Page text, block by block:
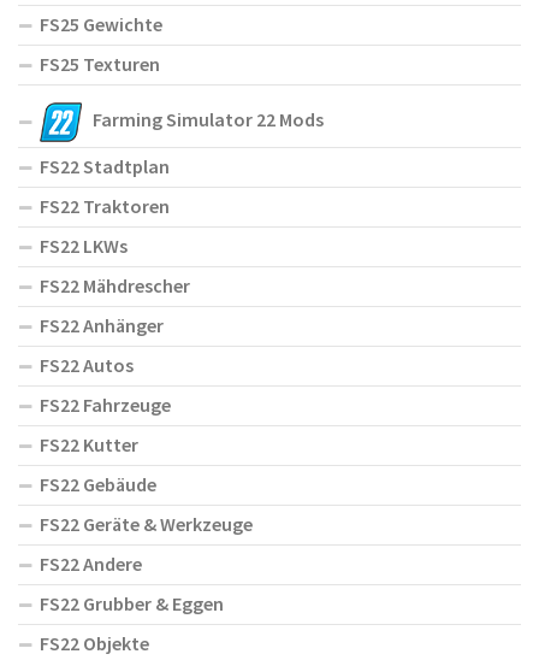
FS25 Gewichte
FS25 Texturen
Farming Simulator 22 Mods
FS22 Stadtplan
FS22 Traktoren
FS22 LKWs
FS22 Mähdrescher
FS22 Anhänger
FS22 Autos
FS22 Fahrzeuge
FS22 Kutter
FS22 Gebäude
FS22 Geräte & Werkzeuge
FS22 Andere
FS22 Grubber & Eggen
FS22 Objekte